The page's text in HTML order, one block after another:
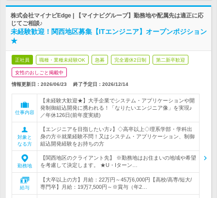
株式会社マイナビEdge | 【マイナビグループ】勤務地や配属先は適正に応
じてご相談♪
未経験歓迎！関西地区募集【ITエンジニア】オープンポジション
★
正社員 職種・業種未経験OK 急募 完全週休2日制 第二新卒歓迎
女性のおしごと掲載中
情報更新日：2026/06/23 終了予定日： 2026/12/14
仕事内容
【未経験大歓迎★】大手企業でシステム・アプリケーションや開
発制御組込開発に携われる！「なりたいエンジニア像」を実現♪
／年休126日(前年度実績)
対象と
なる方
【エンジニアを目指したい方♪】◇高卒以上◇理系学部・学科出
身の方※就業経験不問！又はシステム・アプリケーション、制御
組込開発経験をお持ちの方
勤務地
【関西地区のクライアント先】 ※勤務地はお住まいの地域や希望
を考慮して決定します。 ★U・Iターン…
給与
【大卒以上の方】月給：22万円～45万6,000円【高校/高専/短大/
専門卒】月給：19万7,500円～※賞与（年2…